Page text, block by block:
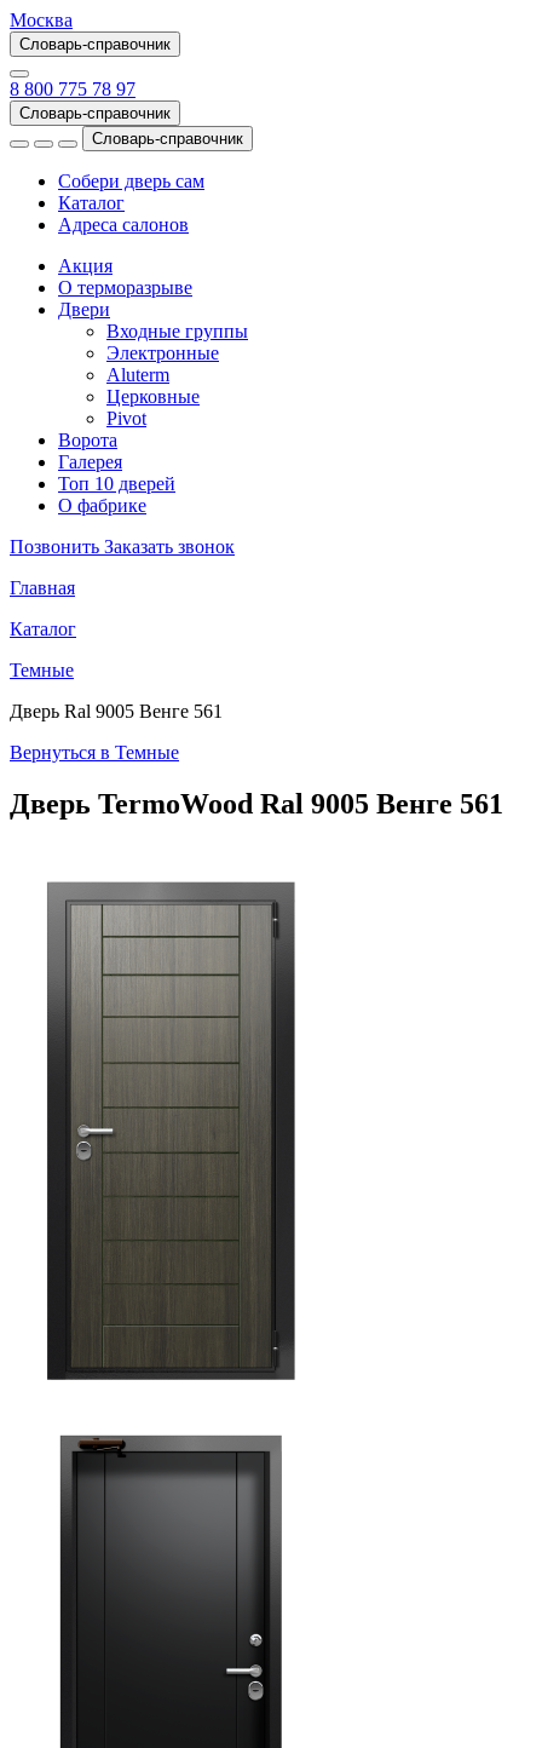
Москва
Словарь-справочник
8 800 775 78 97
Словарь-справочник
Словарь-справочник
Собери дверь сам
Каталог
Адреса салонов
Акция
О терморазрыве
Двери
Входные группы
Электронные
Aluterm
Церковные
Pivot
Ворота
Галерея
Топ 10 дверей
О фабрике
Позвонить Заказать звонок
Главная
Каталог
Темные
Дверь Ral 9005 Венге 561
Вернуться в Темные
Дверь TermoWood Ral 9005 Венге 561